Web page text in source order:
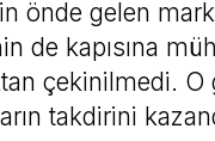
önde gelen
de kapısına
çekinilmedi. O
takdirini